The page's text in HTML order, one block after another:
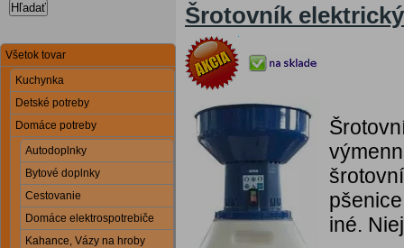
Hľadať
Všetok tovar
Kuchynka
Detské potreby
Domáce potreby
Autodoplnky
Bytové doplnky
Cestovanie
Domáce elektrospotrebiče
Kahance, Vázy na hroby
Šrotovník elektrický
iné.